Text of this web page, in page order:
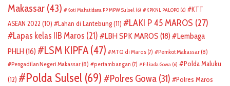
Makassar (43) Koti Mahatidana PP MPW Sulsel (6) KPKNL PALOPO (6)
KTT
ASEAN 2022 (10) Lahan di Lantebung(11) LAKI P 45 MAROS (27)
Lapas kelas IIB Maros (21) LBH SPK MAROS (18)
Lembaga
PHLH (16) LSM KIPFA (47) MTQ di Maros (7) Pemkot Makassar (8)
Pengadilan Negeri Makassar (8) pertambangan (7) Pilkada Gowa (6)
Polda Maluku
(12)
Polda Sulsel (69) Polres Gowa (31)
Polres Maros